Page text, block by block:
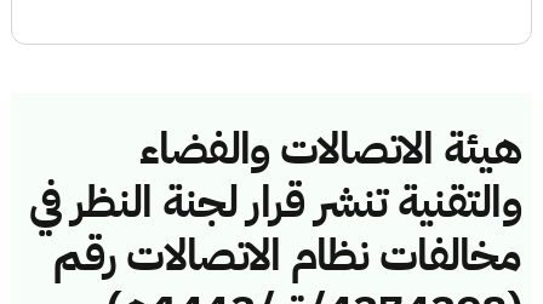
هيئة الاتصالات والفضاء
والتقنية تنشر قرار لجنة النظر في
مخالفات نظام الاتصالات رقم